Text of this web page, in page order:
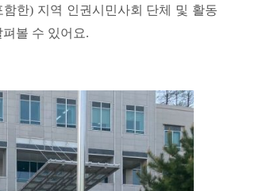
한) 지역 인권시민사회 단체 및 활동
볼 수 있어요.